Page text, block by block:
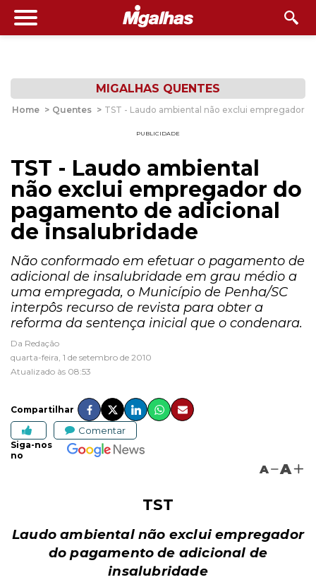
MIGALHAS QUENTES
Home > Quentes > TST - Laudo ambiental não exclui empregador
PUBLICIDADE
TST - Laudo ambiental
não exclui empregador do
pagamento de adicional
de insalubridade
Não conformado em efetuar o pagamento de
adicional de insalubridade em grau médio a
uma empregada, o Município de Penha/SC
interpôs recurso de revista para obter a
reforma da sentença inicial que o condenara.
Da Redação
quarta-feira, 1 de setembro de 2010
Atualizado às 08:53
Compartilhar
Comentar
Siga-nos
no
A A
TST
Laudo ambiental não exclui empregador
do pagamento de adicional de
insalubridade